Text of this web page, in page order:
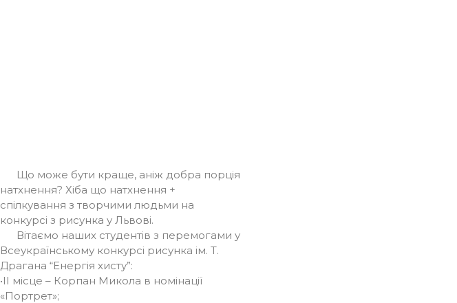
Що може бути краще, аніж добра порція
натхнення? Хіба що натхнення +
спілкування з творчими людьми на
конкурсі з рисунка у Львові.
Вітаємо наших студентів з перемогами у
Всеукраїнському конкурсі рисунка ім. Т.
Драгана “Енергія хисту”:
•ІІ місце – Корпан Микола в номінації
«Портрет»;